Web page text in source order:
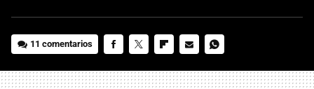
11 comentarios
MAIL